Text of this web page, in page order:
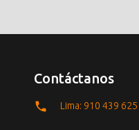
Contáctanos
Lima: 910 439 625